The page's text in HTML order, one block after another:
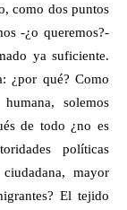
como dos puntos
-¿o queremos?-
ya suficiente.
¿por qué? Como
solemos
de todo ¿no es
políticas
mayor
El tejido